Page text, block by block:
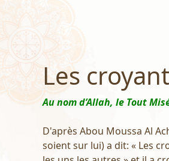
Les
Au nom d’Allah, le Tout
D'après Abou Moussa Al
soient sur lui) a dit: « Les